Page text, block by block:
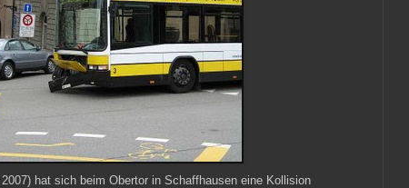
hat sich beim Obertor in Schaffhausen eine Kollision